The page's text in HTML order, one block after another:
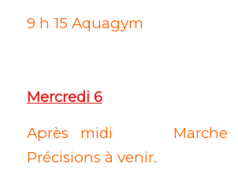
9 h 15
Mercredi 6
Après midi Marche
Précisions à venir.